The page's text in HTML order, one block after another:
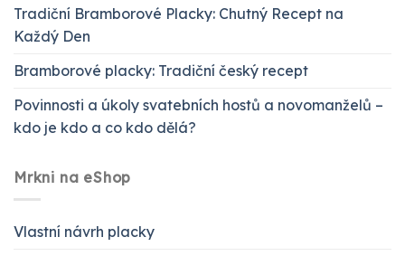
Tradiční Bramborové Placky: Chutný Recept na
Každý Den
Bramborové placky: Tradiční český recept
Povinnosti a úkoly svatebních hostů a novomanželů –
kdo je kdo a co kdo dělá?
Mrkni na eShop
Vlastní návrh placky